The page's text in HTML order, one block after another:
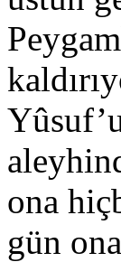
ona
gün